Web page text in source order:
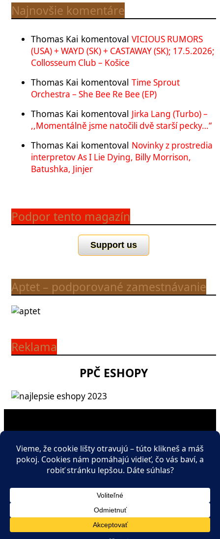
Najnovšie komentáre
Thomas Kai komentoval VICIOUS RUMORS
(USA) + WAYD (SK) + CASTAWAY (SK); 17.5.2026;
Collosseum Club – Košice
Thomas Kai komentoval Time Sprout
Orchestra – She Bee Re Bee (EP)
Thomas Kai komentoval Jirka Lang (Turbo) –
,,Momentálně jsme natočili dvě starší pecky…“
Thomas Kai komentoval Novinky z prostredia
interpretov As I Lie Dying, Billy Morrison,
Batushka, Jinjer
Podpor tento magazín
Support us
Aptet – podporované zamestnávanie
Reklama
PPČ ESHOPY
Umiestnenie SEO článku
Zverejňovanie hudobných noviniek
Podrobnosti o webe